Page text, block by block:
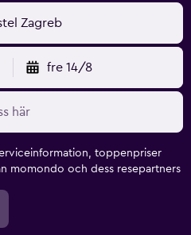
Zagreb
fre 14/8
toppenpriser
momondo och dess resepartners